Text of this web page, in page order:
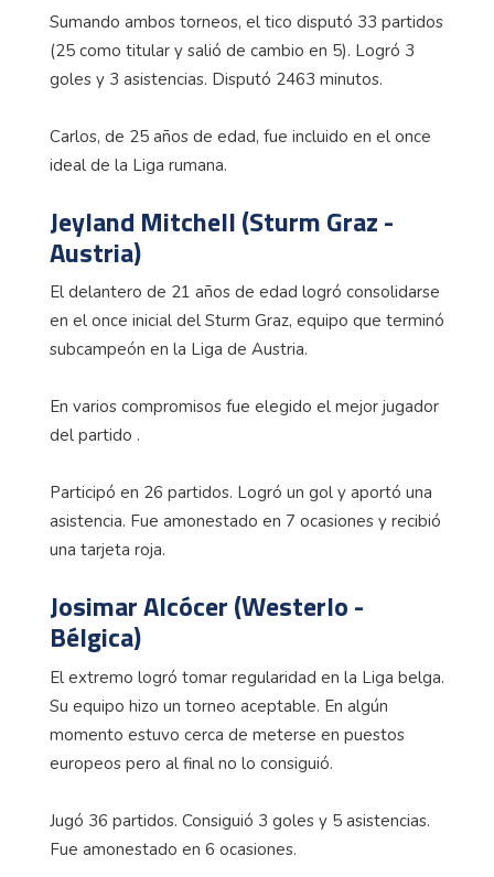
Sumando ambos torneos, el tico disputó 33 partidos
(25 como titular y salió de cambio en 5). Logró 3
goles y 3 asistencias. Disputó 2463 minutos.
Carlos, de 25 años de edad, fue incluido en el once
ideal de la Liga rumana.
Jeyland Mitchell (Sturm Graz -
Austria)
El delantero de 21 años de edad logró consolidarse
en el once inicial del Sturm Graz, equipo que terminó
subcampeón en la Liga de Austria.
En varios compromisos fue elegido el mejor jugador
del partido .
Participó en 26 partidos. Logró un gol y aportó una
asistencia. Fue amonestado en 7 ocasiones y recibió
una tarjeta roja.
Josimar Alcócer (Westerlo -
Bélgica)
El extremo logró tomar regularidad en la Liga belga.
Su equipo hizo un torneo aceptable. En algún
momento estuvo cerca de meterse en puestos
europeos pero al final no lo consiguió.
Jugó 36 partidos. Consiguió 3 goles y 5 asistencias.
Fue amonestado en 6 ocasiones.